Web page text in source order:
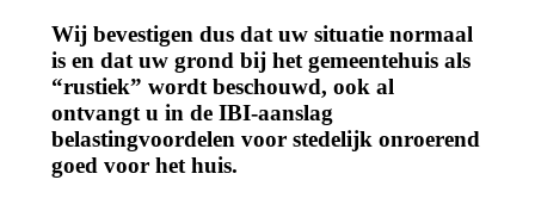
Wij bevestigen dus dat uw situatie normaal
is en dat uw grond bij het gemeentehuis als
“rustiek” wordt beschouwd, ook al
ontvangt u in de IBI-aanslag
belastingvoordelen voor stedelijk onroerend
goed voor het huis.